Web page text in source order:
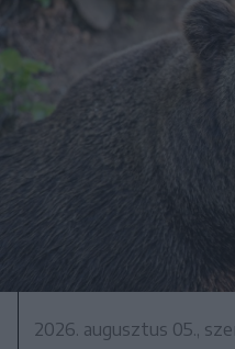
2026. augusztus 05.,